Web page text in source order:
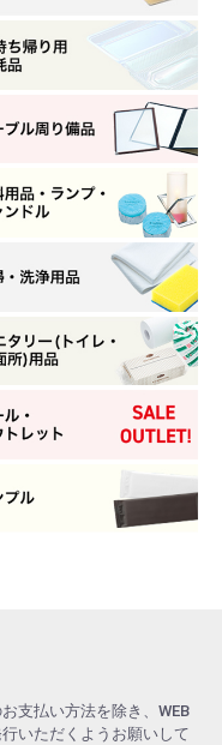
支払い方法を除き、WEB
いただくようお願いして